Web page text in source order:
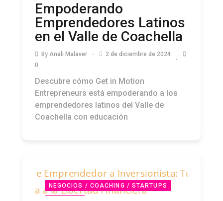
Empoderando
Emprendedores Latinos
en el Valle de Coachella
By Anali Malaver
2 de diciembre de 2024
0
Descubre cómo Get in Motion
Entrepreneurs está empoderando a los
emprendedores latinos del Valle de
Coachella con educación
NEGOCIOS / COACHING / STARTUPS